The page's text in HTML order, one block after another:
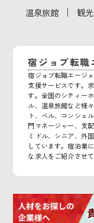
温泉旅館 ｜ 観
宿ジョブ転職
宿ジョブ転職エージ
支援サービスです。
す。全国のシティー
ル、温泉旅館など様
ト、ベル、コンシェ
門マネージャー、支
ミドル、シニア、外
しています。宿泊業
な求人をご紹介させて